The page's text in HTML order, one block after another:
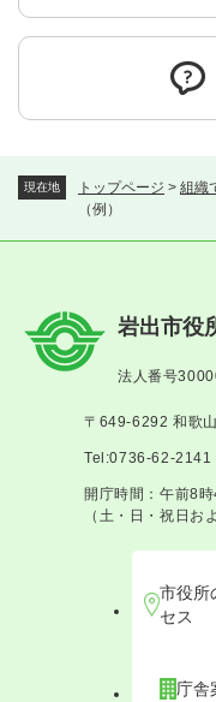
現在地 トップページ > 組織
（例）
岩出市役
法人番号
〒649-6292 和歌
Tel:0736-62-2141
開庁時間：午前8
（土・日・祝日お
市役所
セス
庁舎